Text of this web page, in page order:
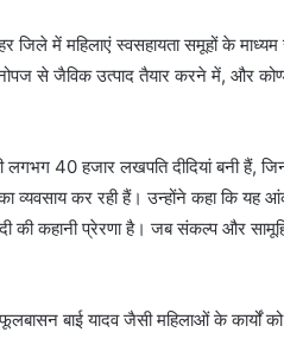
जिले में महिलाएं स्वसहायता समूहों के
से जैविक उत्पाद तैयार करने में, और
लगभग 40 हजार लखपति दीदियां बनी हैं,
कर रही हैं। उन्होंने कहा कि यह
की कहानी प्रेरणा है। जब संकल्प और
बाई यादव जैसी महिलाओं के कार्यों